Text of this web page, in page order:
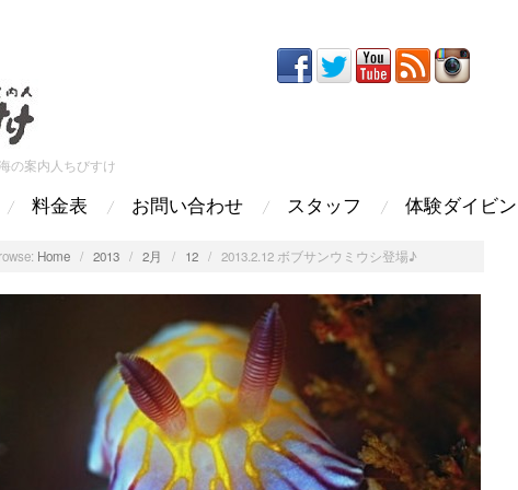
の案内人ちびすけ
料金表 お問い合わせ スタッフ 体験ダイビ
Home / 2013 / 2月 / 12 / 2013.2.12 ボブサンウミウシ登場♪